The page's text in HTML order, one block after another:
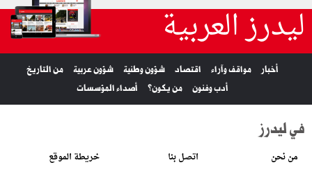
ليدرز العربية
أخبار مواقف وآراء اقتصاد شؤون وطنية شؤون عربية
من التاريخ
أدب وفنون
من يكون؟ أصداء المؤسسات
في ليدرز
من نحن اتصل بنا خريطة الموقع